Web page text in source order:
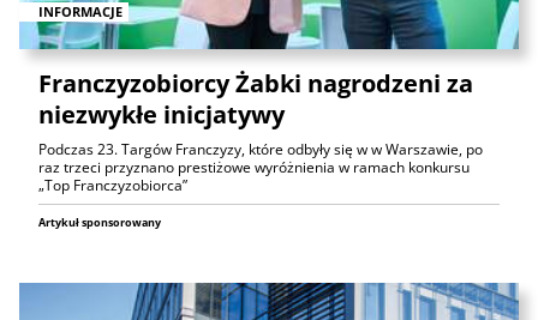
INFORMACJE
Franczyzobiorcy Żabki nagrodzeni za
niezwykłe inicjatywy
Podczas 23. Targów Franczyzy, które odbyły się w w Warszawie, po
raz trzeci przyznano prestiżowe wyróżnienia w ramach konkursu
„Top Franczyzobiorca”
Artykuł sponsorowany